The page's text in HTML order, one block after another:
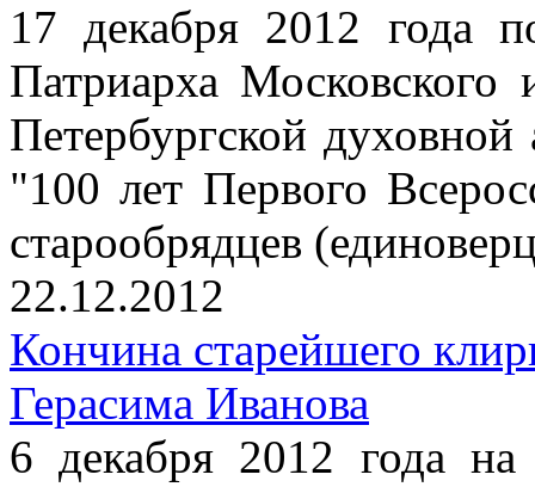
17 декабря 2012 года
Патриарха
Петербургской
"100 лет Первого
старообрядцев
22.12.2012
Кончина старейшего
Герасима Иванова
6 декабря 2012 года